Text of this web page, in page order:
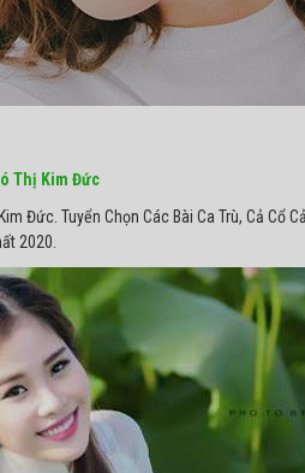
Thị Kim Đức
Đức. Tuyển Chọn Các Bài Ca Trù, Cả Cổ
2020.